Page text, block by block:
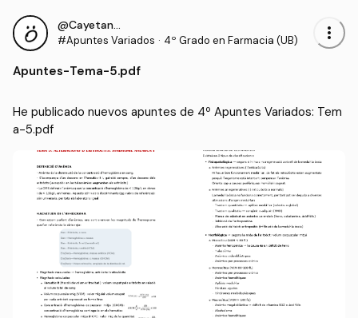
@CayetanaIgM
#Apuntes Variados · 4º Grado en Farmacia (UB) more_vert
Apuntes-Tema-5.pdf
He publicado nuevos apuntes de 4º Apuntes Variados: Tem
a-5.pdf